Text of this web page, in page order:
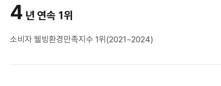
4 년 연속 1위
소비자 웰빙환경만족지수 1위(2021~2024)